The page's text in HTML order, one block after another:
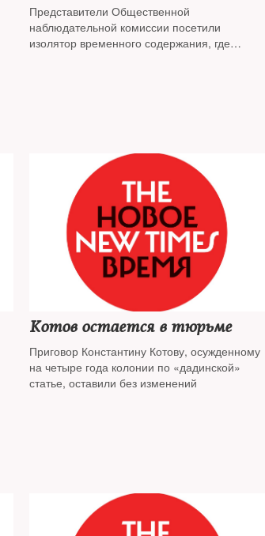
Представители Общественной
наблюдательной комиссии посетили
изолятор временного содержания, где
Котов остается в тюрьме
Приговор Константину Котову, осужденному
на четыре года колонии по «дадинской»
статье, оставили без изменений